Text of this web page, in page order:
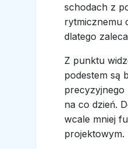
schodach z
rytmicznemu
dlatego
Z punktu
podestem są
precyzyjnego
na co dzień.
wcale mniej
projektowym.